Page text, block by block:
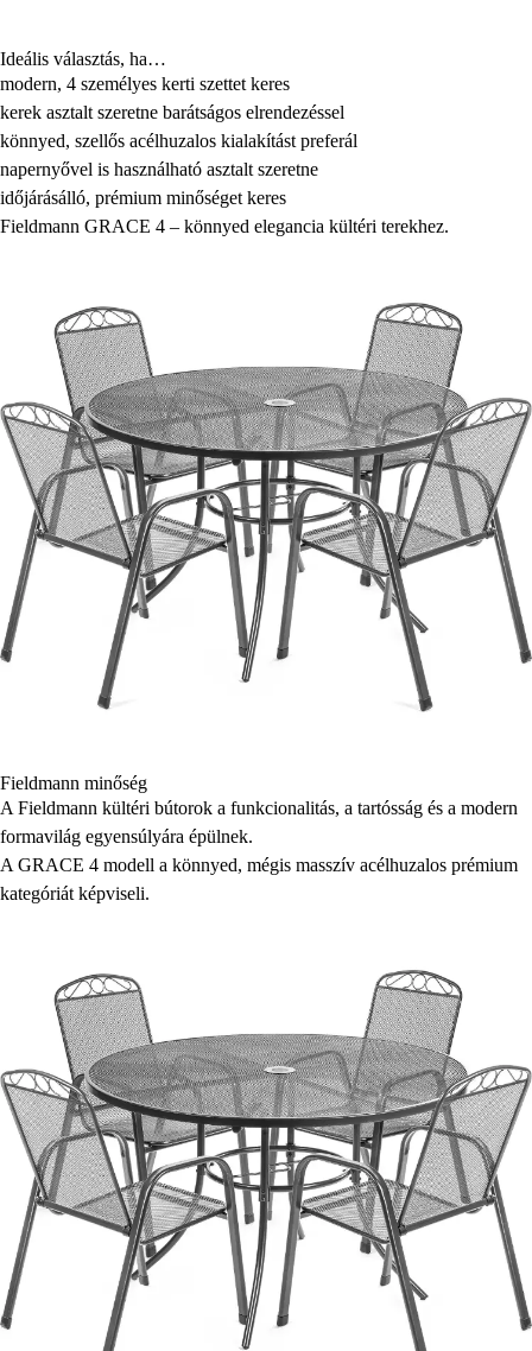
Ideális választás, ha…
modern, 4 személyes kerti szettet keres
kerek asztalt szeretne barátságos elrendezéssel
könnyed, szellős acélhuzalos kialakítást preferál
napernyővel is használható asztalt szeretne
időjárásálló, prémium minőséget keres
Fieldmann GRACE 4 – könnyed elegancia kültéri terekhez.
Fieldmann minőség
A Fieldmann kültéri bútorok a funkcionalitás, a tartósság és a modern
formavilág egyensúlyára épülnek.
A GRACE 4 modell a könnyed, mégis masszív acélhuzalos prémium
kategóriát képviseli.